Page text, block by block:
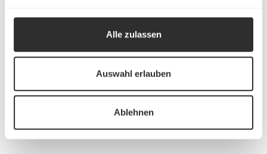
Alle zulassen
Auswahl erlauben
Ablehnen